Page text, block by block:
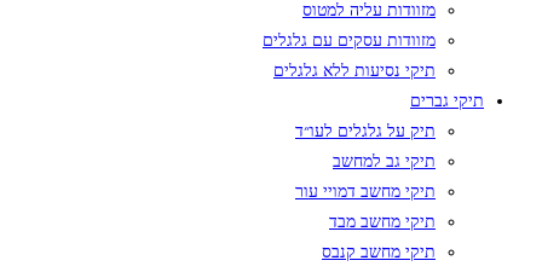
מזוודות עליה למטוס
מזוודות עסקים עם גלגלים
תיקי נסיעות ללא גלגלים
תיקי גברים
תיק על גלגלים לעו״ד
תיקי גב למחשב
תיקי מחשב דמויי עור
תיקי מחשב מבד
תיקי מחשב קנבס